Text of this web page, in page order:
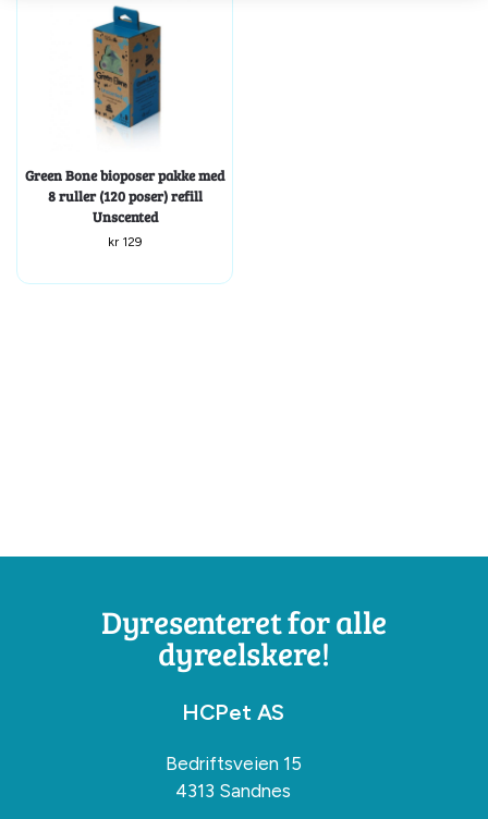
Green Bone bioposer pakke med
8 ruller (120 poser) refill
Unscented
kr129
Dyresenteret for alle
dyreelskere!
HCPet AS
Bedriftsveien 15
4313 Sandnes